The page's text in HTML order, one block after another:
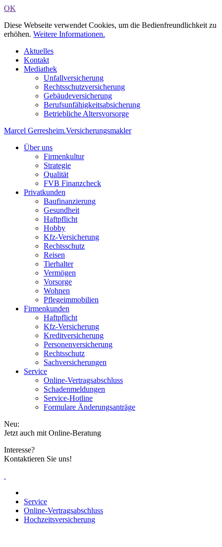
OK
Diese Webseite verwendet Cookies, um die Bedienfreundlichkeit zu
erhöhen. Weitere Informationen.
Aktuelles
Kontakt
Mediathek
Unfallversicherung
Rechtsschutzversicherung
Gebäudeversicherung
Berufsunfähigkeitsabsicherung
Betriebliche Altersvorsorge
Marcel Gerresheim.Versicherungsmakler
Über uns
Firmenkultur
Strategie
Qualität
FVB Finanzcheck
Privatkunden
Baufinanzierung
Gesundheit
Haftpflicht
Hobby
Kfz-Versicherung
Rechtsschutz
Reisen
Tierhalter
Vermögen
Vorsorge
Wohnen
Pflegeimmobilien
Firmenkunden
Haftpflicht
Kfz-Versicherung
Kreditversicherung
Personenversicherung
Rechtsschutz
Sachversicherungen
Service
Online-Vertragsabschluss
Schadenmeldungen
Service-Hotline
Formulare Änderungsanträge
Neu:
Jetzt auch mit Online-Beratung
Interesse?
Kontaktieren Sie uns!
Service
Online-Vertragsabschluss
Hochzeitsversicherung